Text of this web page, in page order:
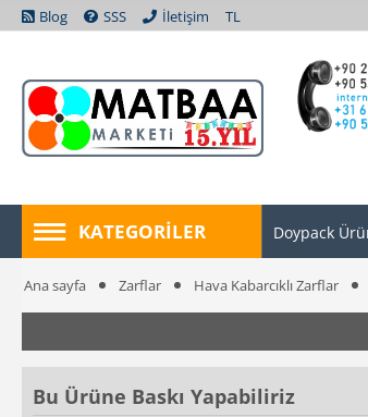
Blog SSS İletişim TL
KATEGORILER Doypack
Ana sayfa Zarflar Hava Kabarcıklı Zarflar
Bu Ürüne Baskı Yapabiliriz